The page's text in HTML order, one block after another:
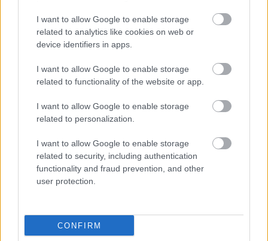
I want to allow Google to enable storage
related to analytics like cookies on web or
device identifiers in apps.
I want to allow Google to enable storage
related to functionality of the website or app.
I want to allow Google to enable storage
related to personalization.
I want to allow Google to enable storage
related to security, including authentication
functionality and fraud prevention, and other
user protection.
CONFIRM
A titkosított platformokat használó bűnözők is
elkaphatók (VIDEÓ+GALÉRIA)